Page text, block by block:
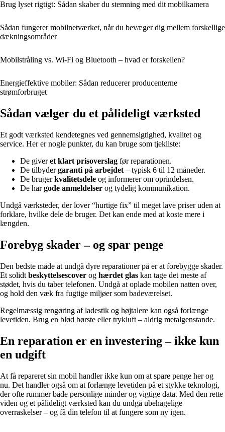
Brug lyset rigtigt: Sådan skaber du stemning med dit mobilkamera
Sådan fungerer mobilnetværket, når du bevæger dig mellem forskellige
dækningsområder
Mobilstråling vs. Wi-Fi og Bluetooth – hvad er forskellen?
Energieffektive mobiler: Sådan reducerer producenterne
strømforbruget
Sådan vælger du et pålideligt værksted
Et godt værksted kendetegnes ved gennemsigtighed, kvalitet og
service. Her er nogle punkter, du kan bruge som tjekliste:
De giveret klart prisoverslag før reparationen.
De tilbydergaranti på arbejdet – typisk 6 til 12 måneder.
De brugerkvalitetsdele og informerer om oprindelsen.
De hargode anmeldelser og tydelig kommunikation.
Undgå værksteder, der lover “hurtige fix” til meget lave priser uden at
forklare, hvilke dele de bruger. Det kan ende med at koste mere i
længden.
Forebyg skader – og spar penge
Den bedste måde at undgå dyre reparationer på er at forebygge skader.
Et solidt beskyttelsescover og hærdet glas kan tage det meste af
stødet, hvis du taber telefonen. Undgå at oplade mobilen natten over,
og hold den væk fra fugtige miljøer som badeværelset.
Regelmæssig rengøring af ladestik og højtalere kan også forlænge
levetiden. Brug en blød børste eller trykluft – aldrig metalgenstande.
En reparation er en investering – ikke kun
en udgift
At få repareret sin mobil handler ikke kun om at spare penge her og
nu. Det handler også om at forlænge levetiden på et stykke teknologi,
der ofte rummer både personlige minder og vigtige data. Med den rette
viden og et pålideligt værksted kan du undgå ubehagelige
overraskelser – og få din telefon til at fungere som ny igen.